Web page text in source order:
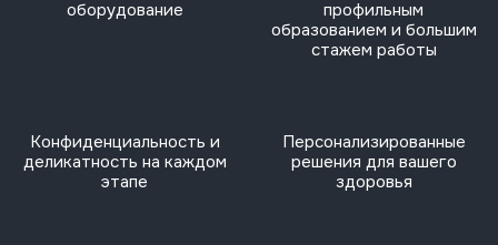
оборудование
профильным
образованием и большим
стажем работы
Конфиденциальность и
деликатность на каждом
этапе
Персонализированные
решения для вашего
здоровья